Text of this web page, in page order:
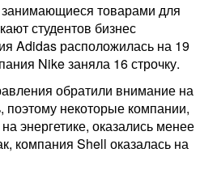
товарами для
студентов бизнес
Adidas расположилась на 19
Nike заняла 16 строчку.
обратили внимание на
поэтому некоторые компании,
энергетике, оказались менее
компания Shell оказалась на